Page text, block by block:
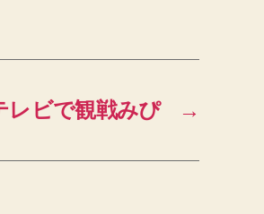
→
ビで観戦みぴ